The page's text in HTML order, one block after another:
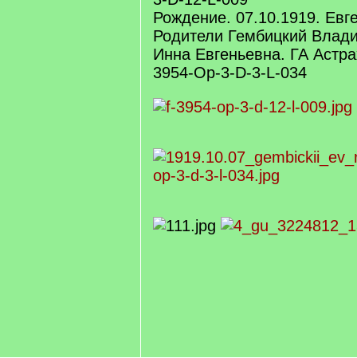
Рождение. 07.10.1919.
Родители Гембицкий
Инна Евгеньевна. ГА
3954-Op-3-D-3-L-034